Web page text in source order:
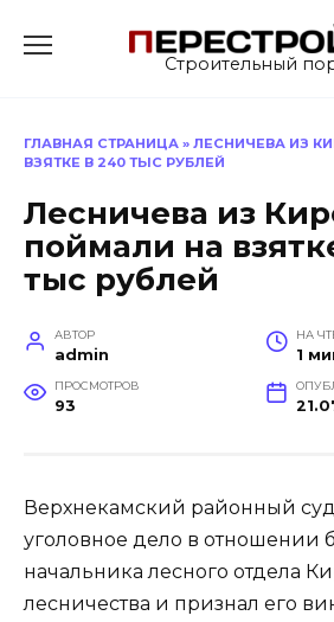
Строительный
ГЛАВНАЯ СТРАНИЦА » ЛЕСНИЧЕВА ИЗ
ВЗЯТКЕ В 240 ТЫС РУБЛЕЙ
Лесничева из
поймали на
тыс рублей
АВТОР
admin
НА
1
ПРОСМОТРОВ
93
Верхнекамский районный
уголовное дело в отношении
начальника лесного отдела
лесничества и признал его